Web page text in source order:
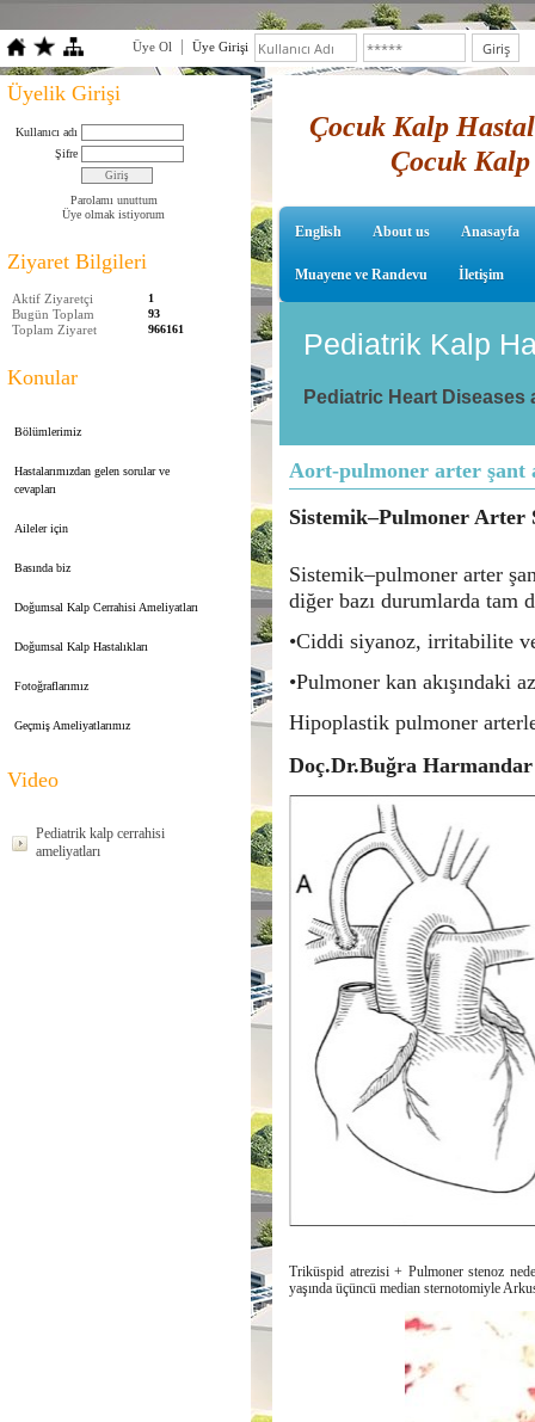
Üye Ol Üye Girişi
Üyelik Girişi
Kullanıcı adı
Şifre
Parolamı unuttum
Üye olmak istiyorum
Ziyaret Bilgileri
Aktif Ziyaretçi 1
Bugün Toplam 93
Toplam Ziyaret 966161
Konular
Bölümlerimiz
Hastalarımızdan gelen sorular ve
cevapları
Aileler için
Basında biz
Doğumsal Kalp Cerrahisi Ameliyatları
Doğumsal Kalp Hastalıkları
Fotoğraflarımız
Geçmiş Ameliyatlarımız
Video
Pediatrik kalp cerrahisi
ameliyatları
Çocuk Kalp
Çocuk
English About us Anasayfa
Muayene ve Randevu İletişim
Pediatrik Kalp
Pediatric Heart
Aort-pulmoner arter şant
Sistemik–Pulmoner Arter
Sistemik–pulmoner arter
diğer bazı durumlarda tam
•Ciddi siyanoz, irritabilite
•Pulmoner kan akışındaki
Hipoplastik pulmoner
Doç.Dr.Buğra Harmandar
Triküspid atrezisi + Pulmoner stenoz
yaşında üçüncü median sternotomiyle